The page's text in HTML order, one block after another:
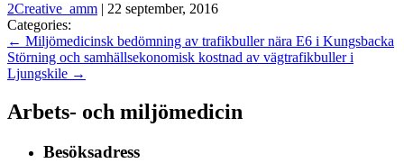
2Creative_amm | 22 september, 2016
Categories:
← Miljömedicinsk bedömning av trafikbuller nära E6 i Kungsbacka
Störning och samhällsekonomisk kostnad av vägtrafikbuller i
Ljungskile →
Arbets- och miljömedicin
Besöksadress